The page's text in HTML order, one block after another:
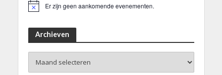
Er zijn geen aankomende evenementen.
Archieven